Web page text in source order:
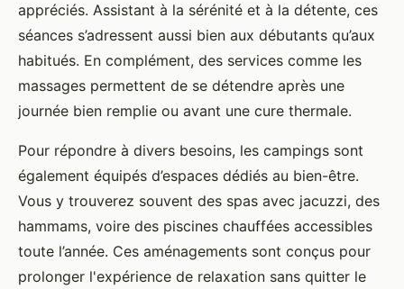
appréciés. Assistant à la sérénité et à la détente, ces
séances s’adressent aussi bien aux débutants qu’aux
habitués. En complément, des services comme les
massages permettent de se détendre après une
journée bien remplie ou avant une cure thermale.
Pour répondre à divers besoins, les campings sont
également équipés d’espaces dédiés au bien-être.
Vous y trouverez souvent des spas avec jacuzzi, des
hammams, voire des piscines chauffées accessibles
toute l’année. Ces aménagements sont conçus pour
prolonger l'expérience de relaxation sans quitter le